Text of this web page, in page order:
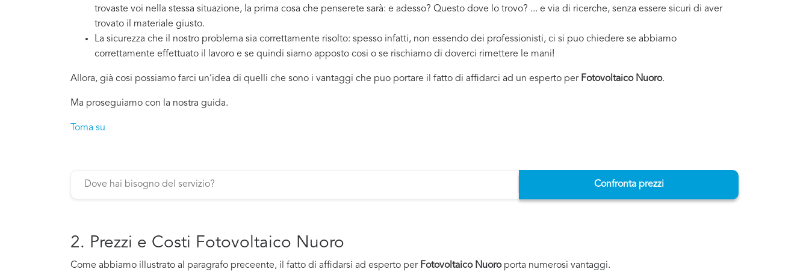
trovaste voi nella stessa situazione, la prima cosa che penserete sarà: e adesso? Questo dove lo trovo? ... e via di ricerche, senza essere sicuri di aver
trovato il materiale giusto.
La sicurezza che il nostro problema sia correttamente risolto: spesso infatti, non essendo dei professionisti, ci si puo chiedere se abbiamo
correttamente effettuato il lavoro e se quindi siamo apposto cosi o se rischiamo di doverci rimettere le mani!
Allora, già cosi possiamo farci un’idea di quelli che sono i vantaggi che puo portare il fatto di affidarci ad un esperto per Fotovoltaico Nuoro.
Ma proseguiamo con la nostra guida.
Torna su
Confronta prezzi
2. Prezzi e Costi Fotovoltaico Nuoro
Come abbiamo illustrato al paragrafo preceente, il fatto di affidarsi ad esperto per Fotovoltaico Nuoroporta numerosi vantaggi.